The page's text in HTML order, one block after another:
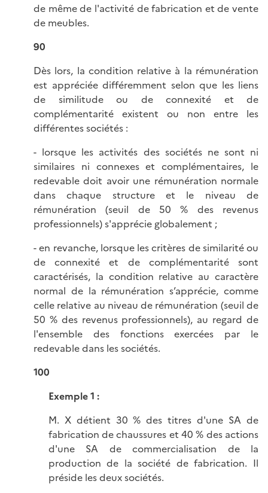
de même de l'activité de fabrication et de vente
de meubles.
90
Dès lors, la condition relative à la rémunération
est appréciée différemment selon que les liens
de similitude ou de connexité et de
complémentarité existent ou non entre les
différentes sociétés :
- lorsque les activités des sociétés ne sont ni
similaires ni connexes et complémentaires, le
redevable doit avoir une rémunération normale
dans chaque structure et le niveau de
rémunération (seuil de 50 % des revenus
professionnels) s'apprécie globalement ;
- en revanche, lorsque les critères de similarité ou
de connexité et de complémentarité sont
caractérisés, la condition relative au caractère
normal de la rémunération s’apprécie, comme
celle relative au niveau de rémunération (seuil de
50 % des revenus professionnels), au regard de
l'ensemble des fonctions exercées par le
redevable dans les sociétés.
100
Exemple 1 :
M. X détient 30 % des titres d'une SA de
fabrication de chaussures et 40 % des actions
d'une SA de commercialisation de la
production de la société de fabrication. Il
préside les deux sociétés.